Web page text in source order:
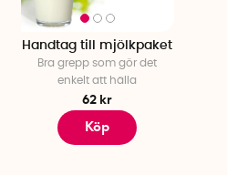
Handtag till mjölkpaket
Bra grepp som gör det
enkelt att hälla
62 kr
Köp